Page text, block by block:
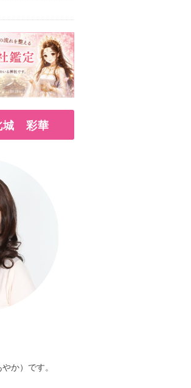
彩華
か）です。